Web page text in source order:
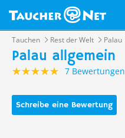
Tauchen Rest der Welt Palau
Palau allgemein
7 Bewertungen
Schreibe eine Bewertung